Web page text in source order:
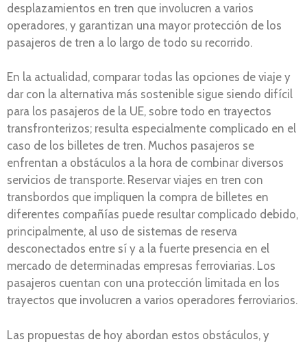
desplazamientos en tren que involucren a varios
operadores, y garantizan una mayor protección de los
pasajeros de tren a lo largo de todo su recorrido.
En la actualidad, comparar todas las opciones de viaje y
dar con la alternativa más sostenible sigue siendo difícil
para los pasajeros de la UE, sobre todo en trayectos
transfronterizos; resulta especialmente complicado en el
caso de los billetes de tren. Muchos pasajeros se
enfrentan a obstáculos a la hora de combinar diversos
servicios de transporte. Reservar viajes en tren con
transbordos que impliquen la compra de billetes en
diferentes compañías puede resultar complicado debido,
principalmente, al uso de sistemas de reserva
desconectados entre sí y a la fuerte presencia en el
mercado de determinadas empresas ferroviarias. Los
pasajeros cuentan con una protección limitada en los
trayectos que involucren a varios operadores ferroviarios.
Las propuestas de hoy abordan estos obstáculos, y